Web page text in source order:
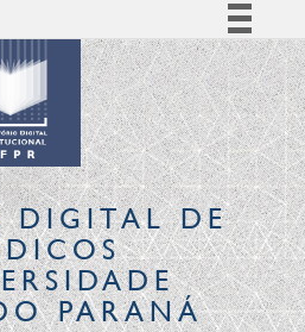
Simplifique!
Comunica BR
Participe
Acesso à informação
Legislação
Canais
DIGITALDE
PARANÁ